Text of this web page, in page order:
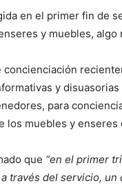
en el primer fin de
y muebles, algo
concienciación
y
para
los muebles y enseres
que “en el primer
través del servicio, un